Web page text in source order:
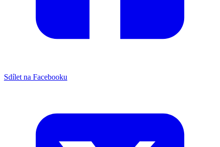
Sdílet na Facebooku